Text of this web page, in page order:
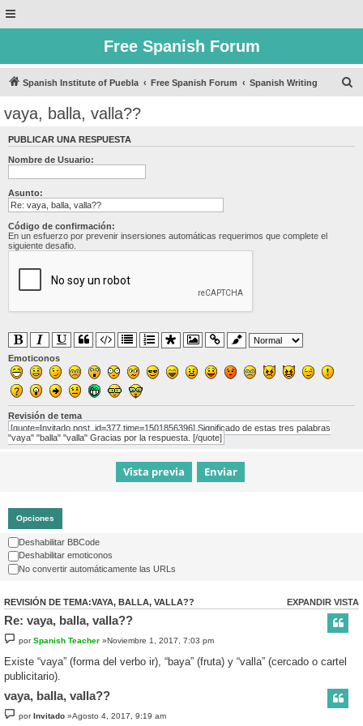
Free Spanish Forum
Spanish Institute of Puebla Free Spanish Forum Spanish Writing
vaya, balla, valla??
PUBLICAR UNA RESPUESTA
Nombre de Usuario:
Asunto:
Código de confirmación:
En un esfuerzo por prevenir insersiones automáticas requerimos que complete el
siguiente desafio.
Emoticonos
Revisión de tema
[quote=Invitado post_id=377 time=1501856396] Significado de estas tres palabras
"vaya" "balla" "valla" Gracias por la respuesta. [/quote]
Opciones
Deshabilitar BBCode
Deshabilitar emoticonos
No convertir automáticamente las URLs
EXPANDIR VISTA
REVISIÓN DE TEMA:VAYA, BALLA, VALLA??
Re: vaya, balla, valla??
porSpanish Teacher »Noviembre 1, 2017, 7:03 pm
Existe “vaya” (forma del verbo ir), “baya” (fruta) y “valla” (cercado o cartel
publicitario).
vaya, balla, valla??
porInvitado »Agosto 4, 2017, 9:19 am